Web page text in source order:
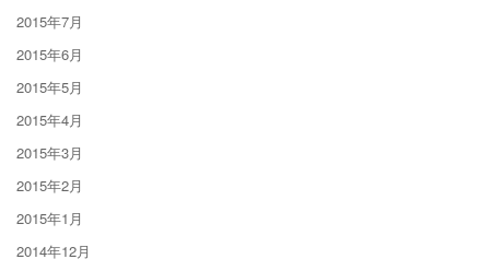
2015年7月
2015年6月
2015年5月
2015年4月
2015年3月
2015年2月
2015年1月
2014年12月